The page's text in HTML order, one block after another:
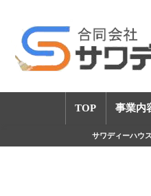
TOP 事業内
サワディーハウ